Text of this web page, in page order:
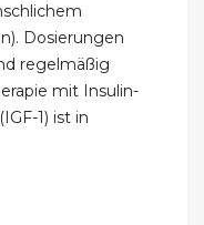
Dosierungen
regelmäßig
mit Insulin-
1) ist in